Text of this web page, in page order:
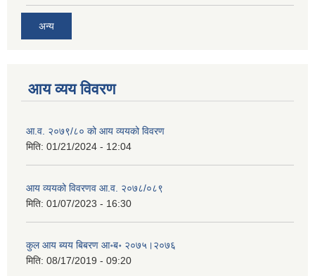
अन्य
आय व्यय विवरण
आ.व. २०७९/८० को आय व्ययको विवरण
मिति: 01/21/2024 - 12:04
आय व्ययको विवरणव आ.व. २०७८/०८९
मिति: 01/07/2023 - 16:30
कुल आय ब्यय बिबरण आ॰ब॰ २०७५।२०७६
मिति: 08/17/2019 - 09:20